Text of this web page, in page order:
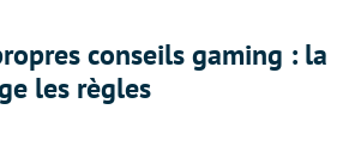
conseils gaming : la
les règles